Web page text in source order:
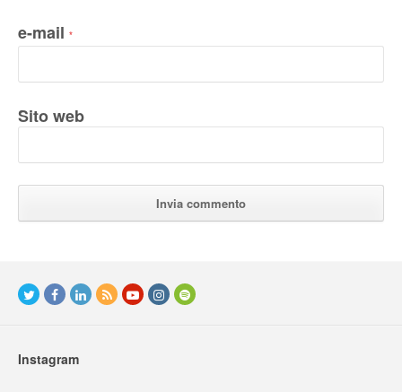
e-mail *
Sito web
Instagram